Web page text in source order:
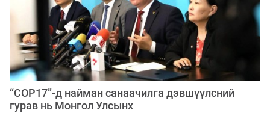
“СОР17”-д найман санаачилга дэвшүүлсний
гурав нь Монгол Улсынх